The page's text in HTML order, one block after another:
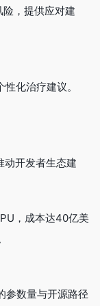
，提供应对建
化治疗建议。
动开发者生态建
，成本达40亿美
参数量与开源路径